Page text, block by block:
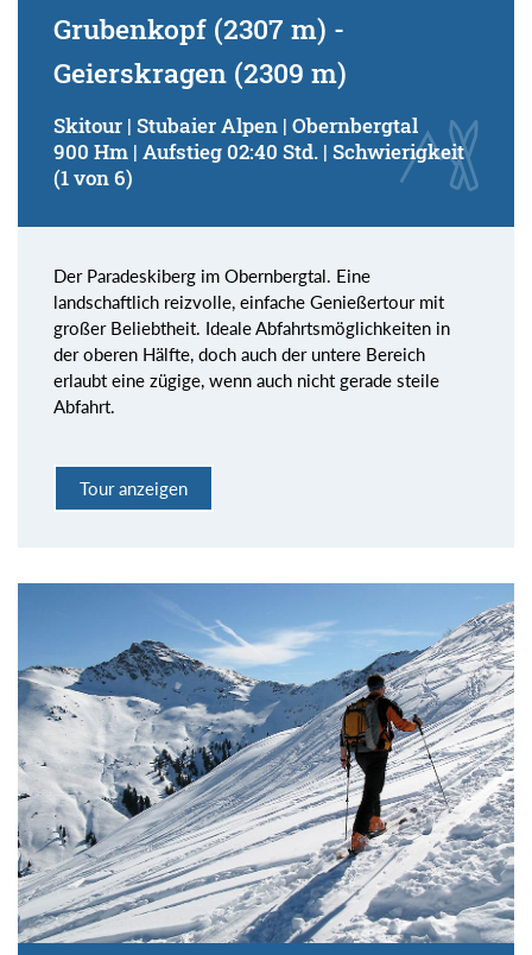
Grubenkopf (2307 m) -
Geierskragen (2309 m)
Skitour | Stubaier Alpen | Obernbergtal
900 Hm | Aufstieg 02:40 Std. | Schwierigkeit
(1 von 6)
Der Paradeskiberg im Obernbergtal. Eine
landschaftlich reizvolle, einfache Genießertour mit
großer Beliebtheit. Ideale Abfahrtsmöglichkeiten in
der oberen Hälfte, doch auch der untere Bereich
erlaubt eine zügige, wenn auch nicht gerade steile
Abfahrt.
Tour anzeigen